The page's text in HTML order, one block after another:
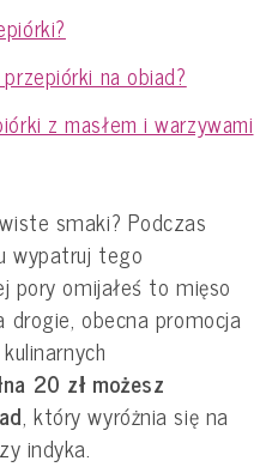
na obiad?
z masłem i warzywami
smaki? Podczas
wypatruj tego
pory omijałeś to mięso
drogie, obecna promocja
20 zł możesz
, który wyróżnia się na
indyka.